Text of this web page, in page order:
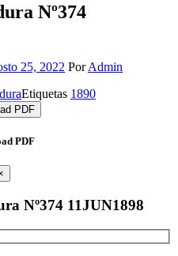
Nº374
25, 2022 PorAdmin
Etiquetas 1890
PDF
PDF
Nº374 11JUN1898